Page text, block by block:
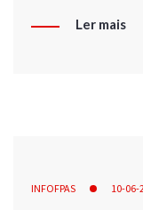
Ler mais
INFOFPAS 10-06-